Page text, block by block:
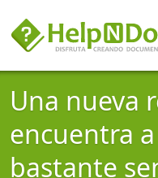
Una nueva
encuentra
bastante